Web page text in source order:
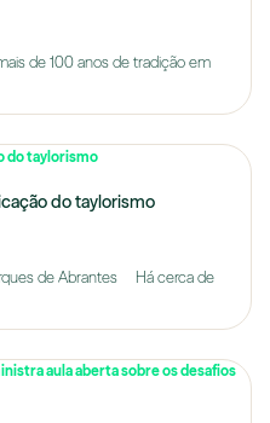
de 100 anos de tradição em
do taylorismo
de Abrantes Há cerca de